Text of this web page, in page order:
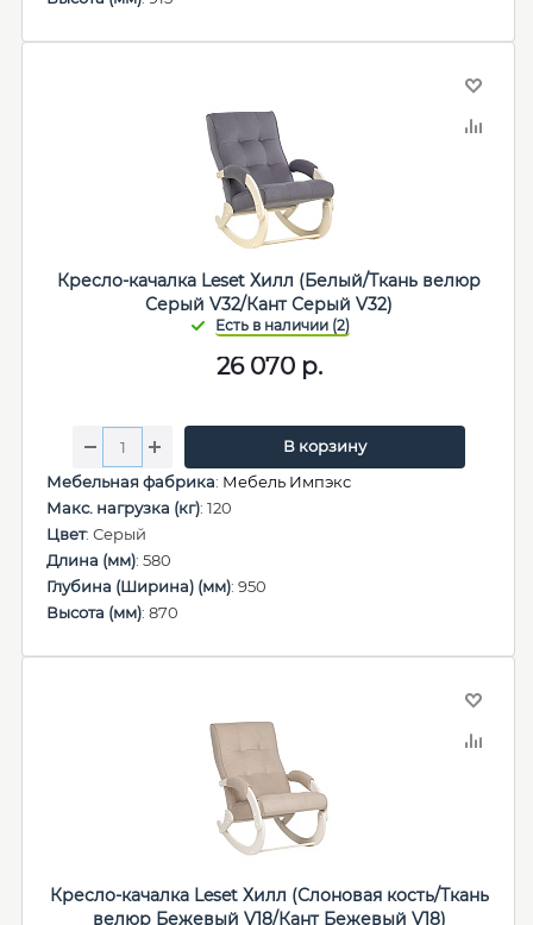
Кресло-качалка Leset Хилл (Белый/Ткань велюр
Серый V32/Кант Серый V32)
26 070р.
В корзину
Мебельная фабрика: Мебель Импэкс
Макс. нагрузка (кг): 120
Цвет: Серый
Длина (мм): 580
Глубина (Ширина) (мм): 950
Высота (мм): 870
Кресло-качалка Leset Хилл (Слоновая кость/Ткань
велюр Бежевый V18/Кант Бежевый V18)